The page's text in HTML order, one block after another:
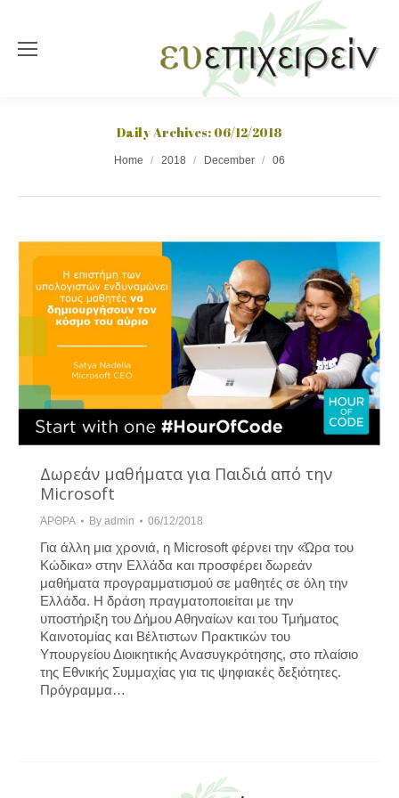
Daily Archives: 06/12/2018
Home 2018 December 06
Δωρεάν μαθήματα για Παιδιά από την
Microsoft
ΆΡΘΡΑ By admin 06/12/2018
Για άλλη μια χρονιά, η Microsoft φέρνει την «Ώρα του
Κώδικα» στην Ελλάδα και προσφέρει δωρεάν
μαθήματα προγραμματισμού σε μαθητές σε όλη την
Ελλάδα. Η δράση πραγματοποιείται με την
υποστήριξη του Δήμου Αθηναίων και του Τμήματος
Καινοτομίας και Βέλτιστων Πρακτικών του
Υπουργείου Διοικητικής Ανασυγκρότησης, στο πλαίσιο
της Εθνικής Συμμαχίας για τις ψηφιακές δεξιότητες.
Πρόγραμμα…